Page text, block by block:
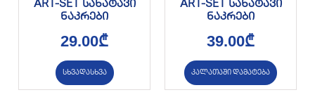
ART-SET სახატავი
ნაკრები
29.00₾
სხვადასხვა
ART-SET სახატავი
ნაკრები
39.00₾
კალათაში დამატება